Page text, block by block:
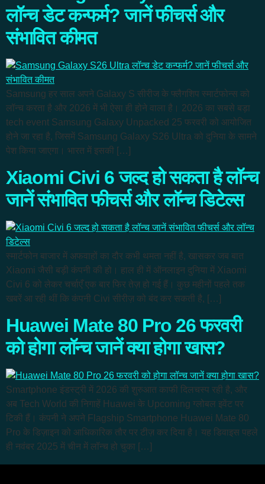
लॉन्च डेट कन्फर्म? जानें फीचर्स और
संभावित कीमत
Samsung हर साल अपने Galaxy S सीरीज के फ्लैगशिप स्मार्टफोन्स को
लॉन्च करता है और 2026 में भी ऐसा ही होने वाला है। 2026 का सबसे बड़ा
tech event Samsung Galaxy Unpacked 25 फरवरी को आयोजित
होने जा रहा है, जिसमें Samsung Galaxy S26 Ultra को दुनिया के सामने
पेश किया जाएगा। भारत में इसकी […]
Xiaomi Civi 6 जल्द हो सकता है लॉन्च
जानें संभावित फीचर्स और लॉन्च डिटेल्स
स्मार्टफोन बाजार में अफवाहों का दौर कभी थमता नहीं है, खासकर जब बात
Xiaomi जैसी बड़ी कंपनी की हो। हाल ही में ऑनलाइन दुनिया में Xiaomi
Civi 6 को लेकर चर्चाएँ एक बार फिर तेज़ हो गई हैं। कुछ महीनों पहले तक
खबरें आ रही थीं कि कंपनी Civi सीरीज़ को बंद कर सकती है, […]
Huawei Mate 80 Pro 26 फरवरी
को होगा लॉन्च जानें क्या होगा खास?
Smartphone इंडस्ट्री में 2026 की शुरुआत काफी दिलचस्प रही है, और
अब Tech World की निगाहें Huawei के Upcoming ग्लोबल इवेंट पर
टिकी हैं। कंपनी ने अपने Flagship Smartphone Huawei Mate 80
Pro के डिज़ाइन को आधिकारिक तौर पर टीज़ कर दिया है। यह डिवाइस पहले
ही नवंबर 2025 में चीन में लॉन्च हो चुका […]